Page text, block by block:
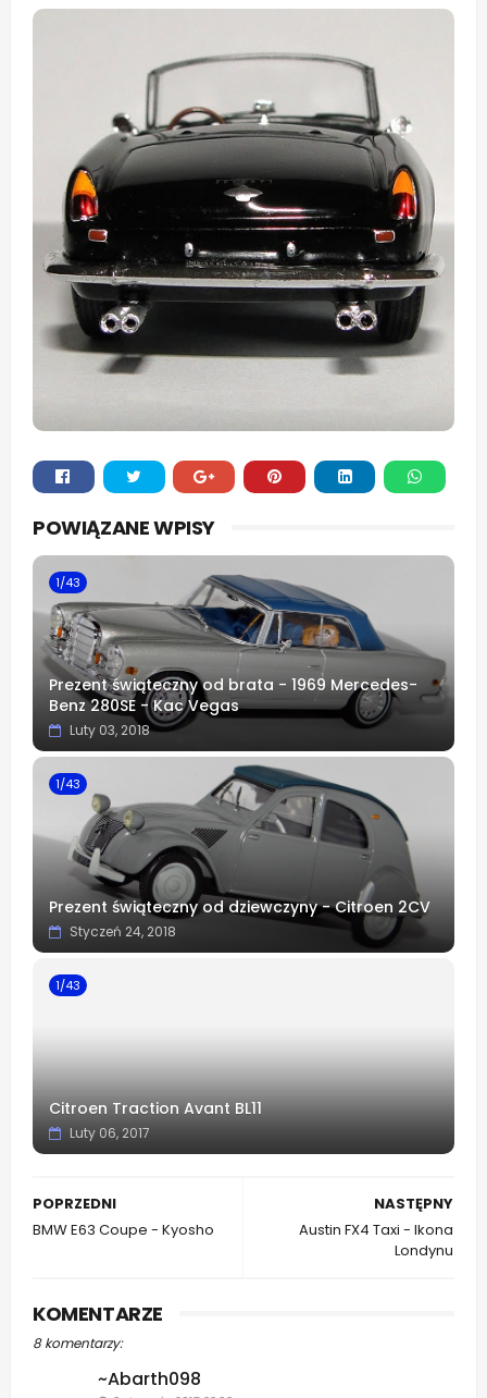
POWIĄZANE WPISY
1/43
Prezent świąteczny od brata - 1969 Mercedes-
Benz 280SE - Kac Vegas
Luty 03, 2018
1/43
Prezent świąteczny od dziewczyny - Citroen 2CV
Styczeń 24, 2018
1/43
Citroen Traction Avant BL11
Luty 06, 2017
NASTĘPNY
Austin FX4 Taxi - Ikona
Londynu
POPRZEDNI
BMW E63 Coupe - Kyosho
KOMENTARZE
8 komentarzy:
~Abarth098